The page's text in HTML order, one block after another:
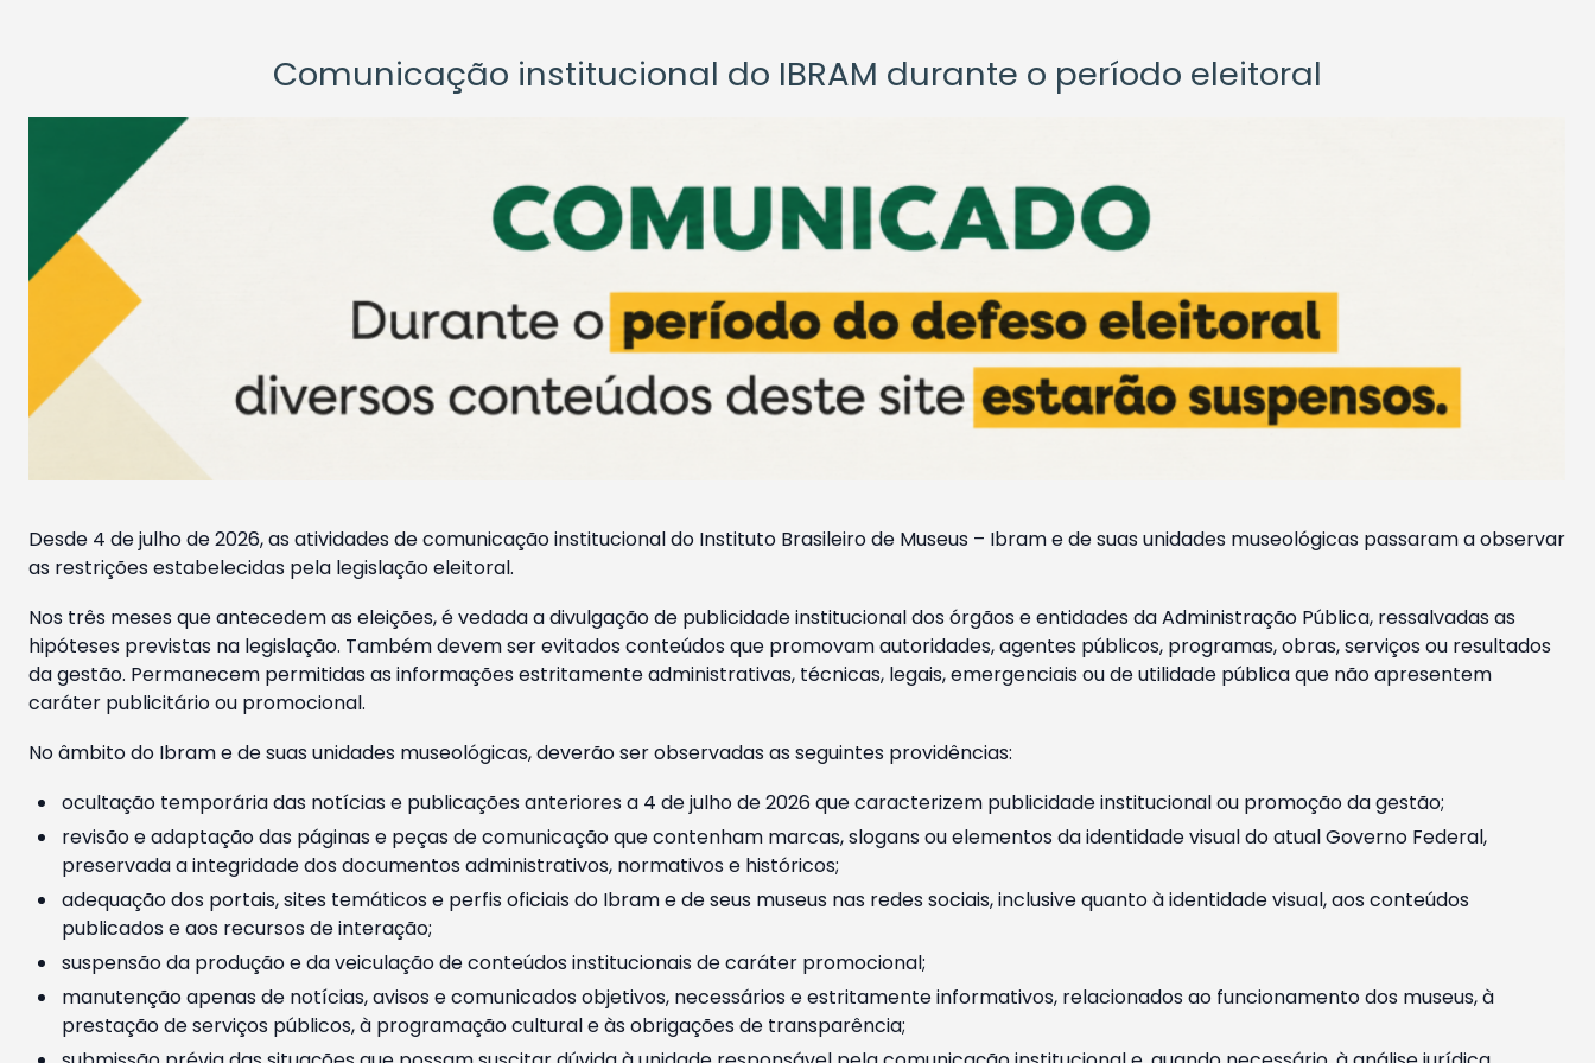
Comunicação institucional do IBRAM durante o período eleitoral
Desde 4 de julho de 2026, as atividades de comunicação institucional do Instituto Brasileiro de Museus – Ibram e de suas unidades museológicas passaram a observar
as restrições estabelecidas pela legislação eleitoral.
Nos três meses que antecedem as eleições, é vedada a divulgação de publicidade institucional dos órgãos e entidades da Administração Pública, ressalvadas as
hipóteses previstas na legislação. Também devem ser evitados conteúdos que promovam autoridades, agentes públicos, programas, obras, serviços ou resultados
da gestão. Permanecem permitidas as informações estritamente administrativas, técnicas, legais, emergenciais ou de utilidade pública que não apresentem
caráter publicitário ou promocional.
No âmbito do Ibram e de suas unidades museológicas, deverão ser observadas as seguintes providências:
ocultação temporária das notícias e publicações anteriores a 4 de julho de 2026 que caracterizem publicidade institucional ou promoção da gestão;
revisão e adaptação das páginas e peças de comunicação que contenham marcas, slogans ou elementos da identidade visual do atual Governo Federal,
preservada a integridade dos documentos administrativos, normativos e históricos;
adequação dos portais, sites temáticos e perfis oficiais do Ibram e de seus museus nas redes sociais, inclusive quanto à identidade visual, aos conteúdos
publicados e aos recursos de interação;
suspensão da produção e da veiculação de conteúdos institucionais de caráter promocional;
manutenção apenas de notícias, avisos e comunicados objetivos, necessários e estritamente informativos, relacionados ao funcionamento dos museus, à
prestação de serviços públicos, à programação cultural e às obrigações de transparência;